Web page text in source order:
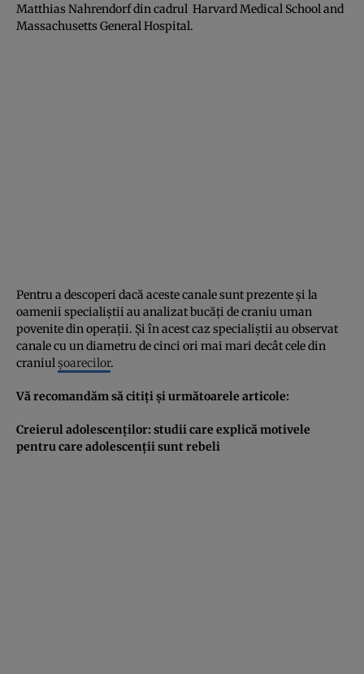
Matthias Nahrendorf din cadrul Harvard Medical School and
Massachusetts General Hospital.
Pentru a descoperi dacă aceste canale sunt prezente şi la
oamenii specialiştii au analizat bucăţi de craniu uman
povenite din operaţii. Şi în acest caz specialiştii au observat
canale cu un diametru de cinci ori mai mari decât cele din
craniulşoarecilor.
Vă recomandăm să citiţi şi următoarele articole:
Creierul adolescenţilor: studii care explică motivele
pentru care adolescenţii sunt rebeli